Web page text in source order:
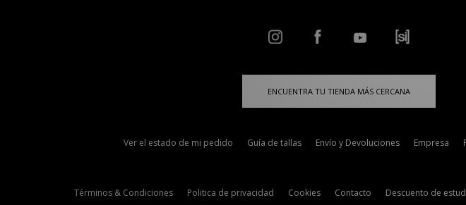
ENCUENTRA TU TIENDA MÁS CERCANA
Ver el estado de mi pedido Guía de tallas Envío y Devoluciones Empresa
Términos & Condiciones Politica de privacidad Cookies Contacto Descuento de